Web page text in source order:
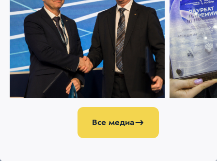
05 ФЕВРАЛЯ 2025 4703
Аэропорт Внуково и МАК подписали
соглашение о сотрудничестве
05 ФЕВРАЛЯ
NAIS 2025:
наград за
сервис
Все медиа